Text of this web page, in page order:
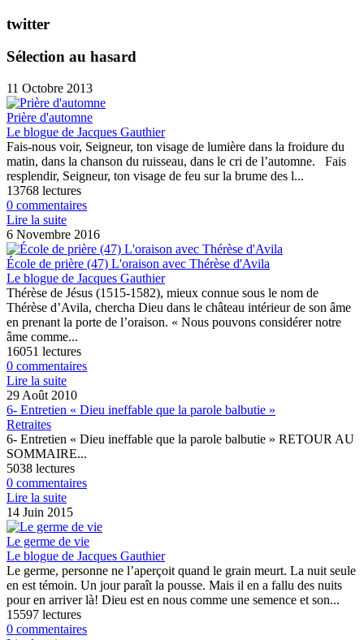
twitter
Sélection au hasard
11 Octobre 2013
Prière d'automne
Le blogue de Jacques Gauthier
Fais-nous voir, Seigneur, ton visage de lumière dans la froidure du
matin, dans la chanson du ruisseau, dans le cri de l’automne. Fais
resplendir, Seigneur, ton visage de feu sur la brume des l...
13768 lectures
0 commentaires
Lire la suite
6 Novembre 2016
École de prière (47) L'oraison avec Thérèse d'Avila
Le blogue de Jacques Gauthier
Thérèse de Jésus (1515-1582), mieux connue sous le nom de
Thérèse d’Avila, chercha Dieu dans le château intérieur de son âme
en prenant la porte de l’oraison. « Nous pouvons considérer notre
âme comme...
16051 lectures
0 commentaires
Lire la suite
29 Août 2010
6- Entretien « Dieu ineffable que la parole balbutie »
Retraites
6- Entretien « Dieu ineffable que la parole balbutie » RETOUR AU
SOMMAIRE...
5038 lectures
0 commentaires
Lire la suite
14 Juin 2015
Le germe de vie
Le blogue de Jacques Gauthier
Le germe, personne ne l’aperçoit quand le grain meurt. La nuit seule
en est témoin. Un jour paraît la pousse. Mais il en a fallu des nuits
pour en arriver là! Dieu est en nous comme une semence et son...
15597 lectures
0 commentaires